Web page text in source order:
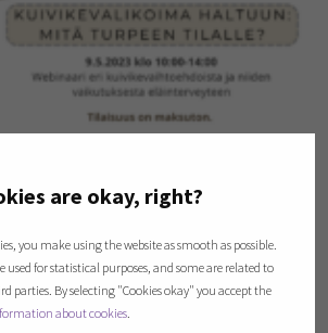
are okay, right?
you make using the website as smooth as possible.
used for statistical purposes, and some are related to
parties. By selecting "Cookies okay" you accept the
about cookies.